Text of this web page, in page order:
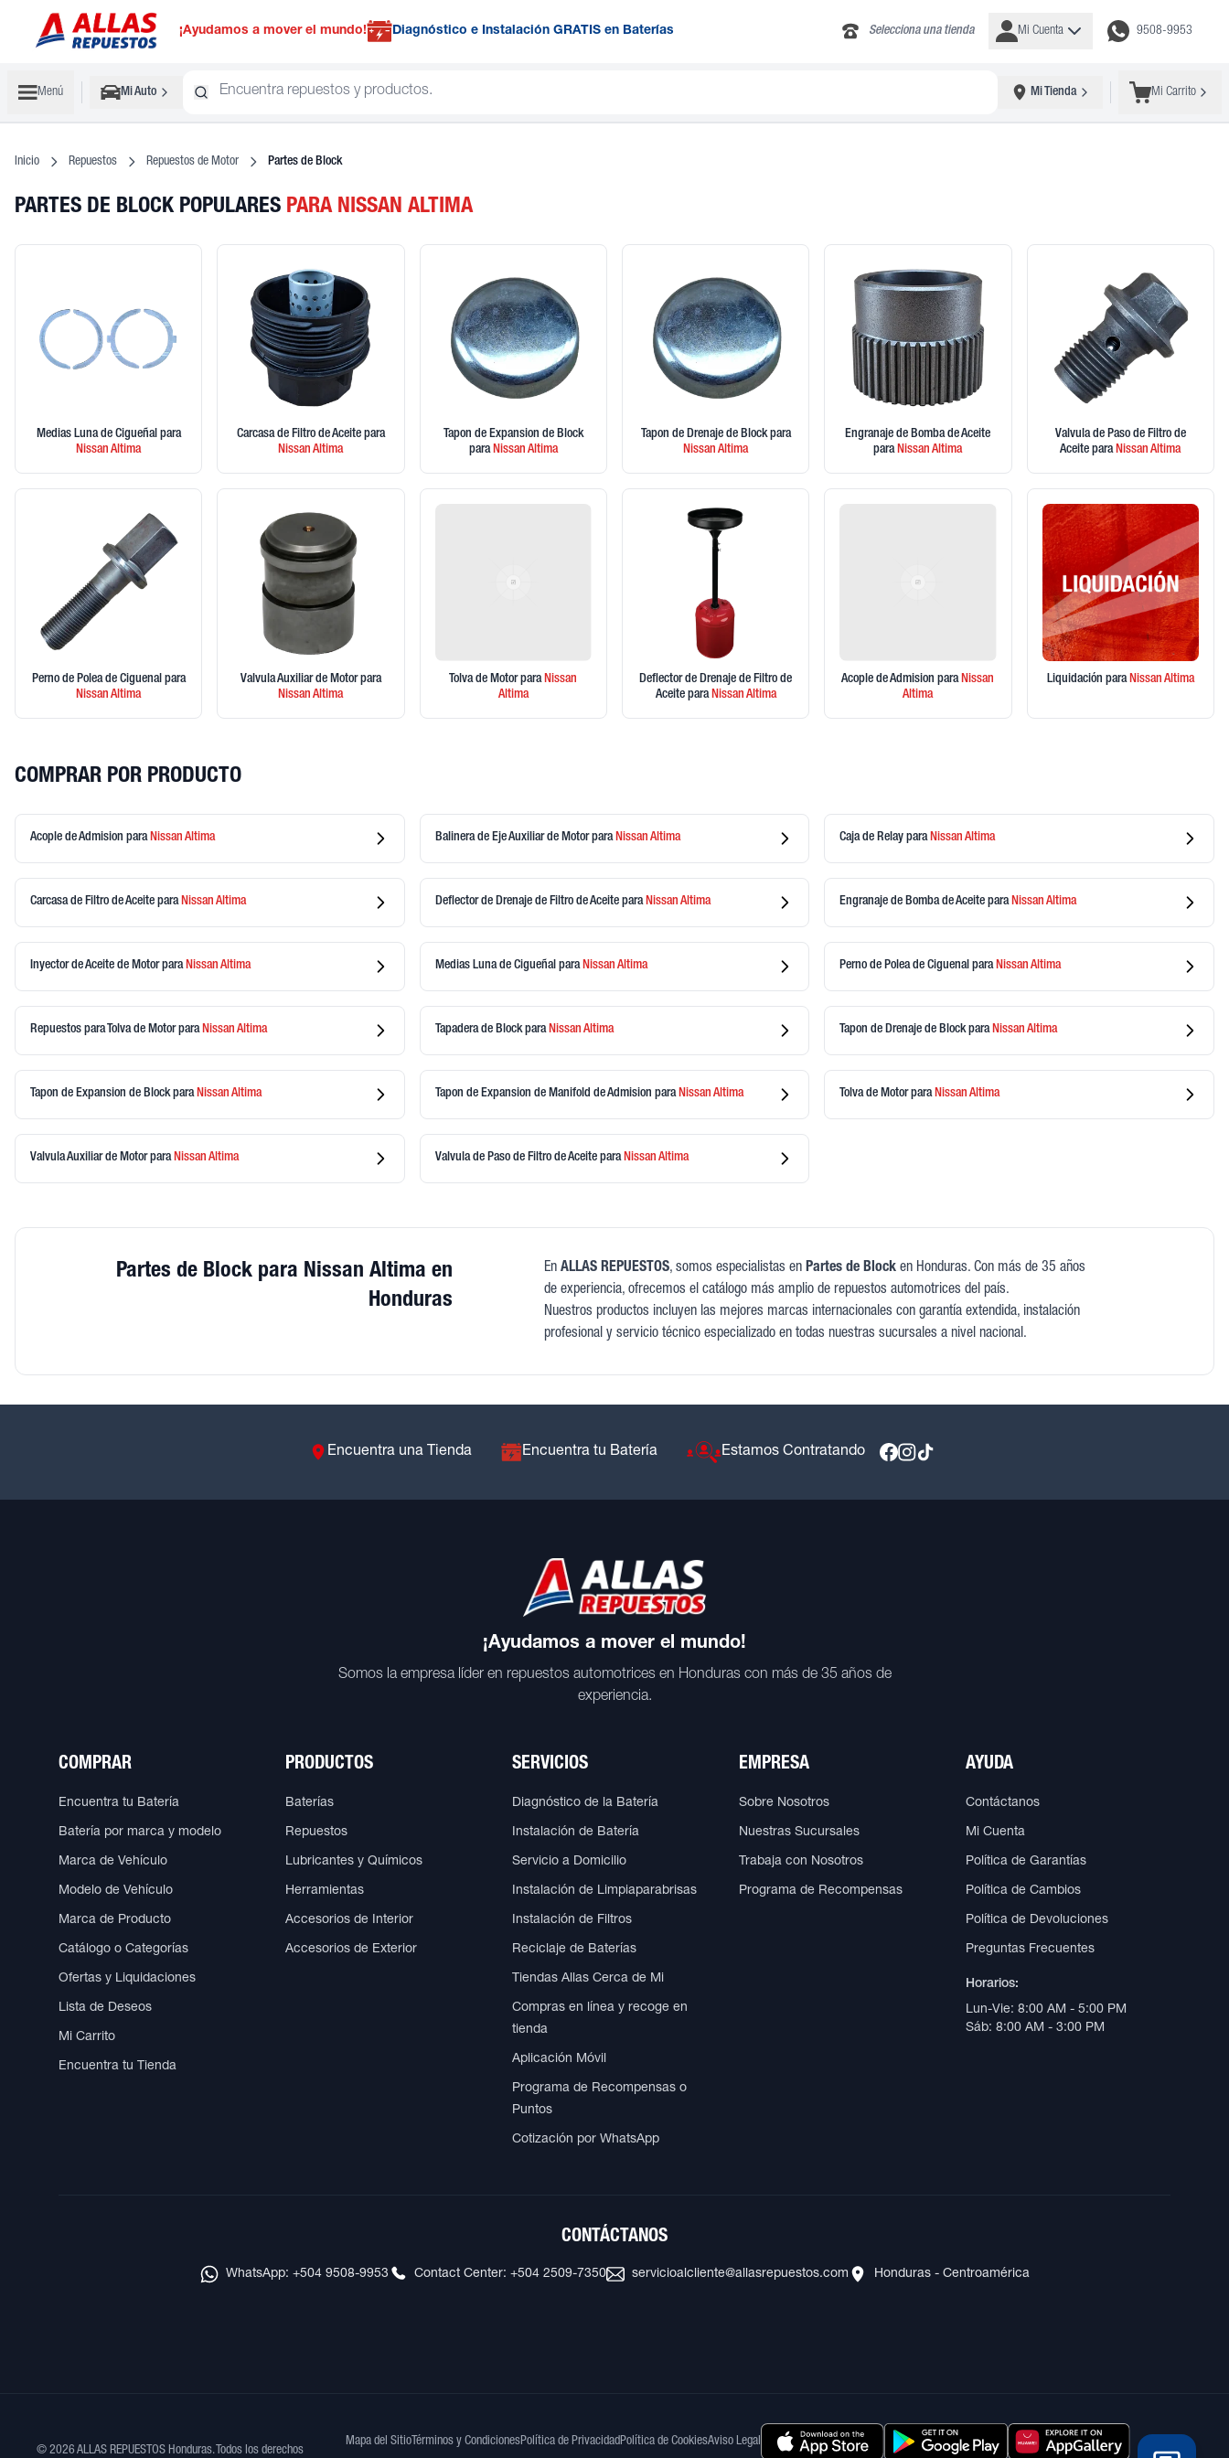
¡Ayudamos a mover el mundo! Diagnóstico e Instalación GRATIS en Baterías Selecciona una tienda Mi Cuenta 9508-9953
Menú Mi Auto Mi Tienda Mi Carrito
Inicio Repuestos Repuestos de Motor Partes de Block
PARTES DE BLOCK POPULARES PARA NISSAN ALTIMA
Medias Luna de Cigueñal para
Nissan Altima
Carcasa de Filtro de Aceite para
Nissan Altima
Tapon de Expansion de Block
paraNissan Altima
Tapon de Drenaje de Block para
Nissan Altima
Engranaje de Bomba de Aceite
paraNissan Altima
Valvula de Paso de Filtro de
Aceite paraNissan Altima
Perno de Polea de Ciguenal para
Nissan Altima
Valvula Auxiliar de Motorpara
Nissan Altima
Tolva de Motorpara Nissan
Altima
Deflector de Drenaje de Filtro de
Aceite para Nissan Altima
Acople de Admisionpara Nissan
Altima
Liquidación para Nissan Altima
COMPRAR POR PRODUCTO
Acople de Admision paraNissan Altima Balinera de Eje Auxiliar de Motor paraNissan Altima Caja de Relay paraNissan Altima
Carcasa de Filtro de Aceite paraNissan Altima Deflector de Drenaje de Filtro de Aceite paraNissan Altima Engranaje de Bomba de Aceite paraNissan Altima
Inyector de Aceite de Motor paraNissan Altima Medias Luna de Cigueñal paraNissan Altima Perno de Polea de Ciguenal paraNissan Altima
Repuestos para Tolva de Motor paraNissan Altima Tapadera de Block paraNissan Altima Tapon de Drenaje de Block paraNissan Altima
Tapon de Expansion de Block paraNissan Altima Tapon de Expansion de Manifold de Admision paraNissan Altima Tolva de Motor paraNissan Altima
Valvula Auxiliar de Motor paraNissan Altima Valvula de Paso de Filtro de Aceite paraNissan Altima
Partes de Block para Nissan Altima en
Honduras
En ALLAS REPUESTOS, somos especialistas en Partes de Blocken Honduras. Con más de 35 años
de experiencia, ofrecemos el catálogo más amplio de repuestos automotrices del país.
Nuestros productos incluyen las mejores marcas internacionales con garantía extendida, instalación
profesional y servicio técnico especializado en todas nuestras sucursales a nivel nacional.
Encuentra una Tienda Encuentra tu Batería Estamos Contratando
¡Ayudamos a mover el mundo!
Somos la empresa líder en repuestos automotrices en Honduras con más de 35 años de
experiencia.
COMPRAR
Encuentra tu Batería
Batería por marca y modelo
Marca de Vehículo
Modelo de Vehículo
Marca de Producto
Catálogo o Categorías
Ofertas y Liquidaciones
Lista de Deseos
Mi Carrito
Encuentra tu Tienda
PRODUCTOS
Baterías
Repuestos
Lubricantes y Químicos
Herramientas
Accesorios de Interior
Accesorios de Exterior
SERVICIOS
Diagnóstico de la Batería
Instalación de Batería
Servicio a Domicilio
Instalación de Limpiaparabrisas
Instalación de Filtros
Reciclaje de Baterías
Tiendas Allas Cerca de Mi
Compras en línea y recoge en
tienda
Aplicación Móvil
Programa de Recompensas o
Puntos
Cotización por WhatsApp
EMPRESA
Sobre Nosotros
Nuestras Sucursales
Trabaja con Nosotros
Programa de Recompensas
AYUDA
Contáctanos
Mi Cuenta
Política de Garantías
Política de Cambios
Política de Devoluciones
Preguntas Frecuentes
Horarios:
Lun-Vie: 8:00 AM - 5:00 PM
Sáb: 8:00 AM - 3:00 PM
CONTÁCTANOS
WhatsApp: +504 9508-9953 Contact Center: +504 2509-7350 servicioalcliente@allasrepuestos.com Honduras - Centroamérica
© 2026 ALLAS REPUESTOS Honduras. Todos los derechos
Mapa del Sitio Términos y CondicionesPolítica de Privacidad Política de CookiesAviso Legal